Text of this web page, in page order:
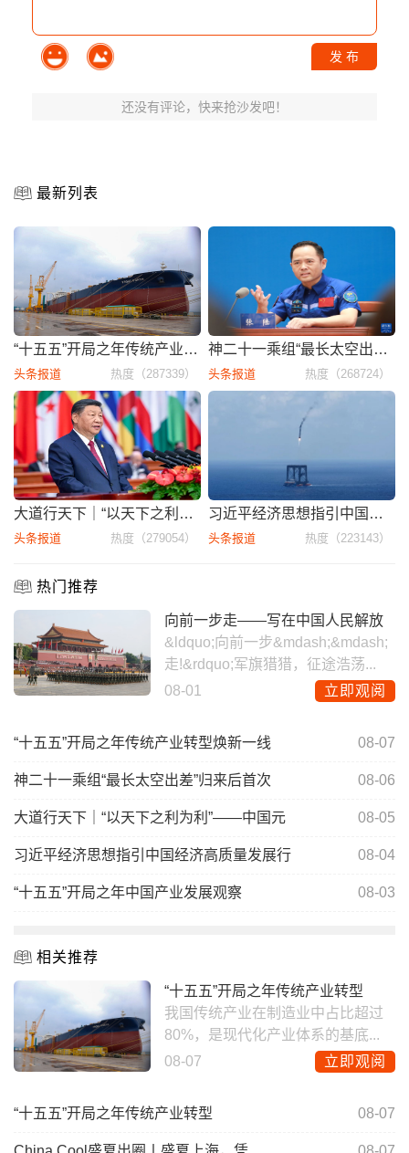
发 布
还没有评论，快来抢沙发吧！
最新列表
“十五五”开局之年传统产业转型
头条报道 热度（287339）
神二十一乘组“最长太空出差”归
头条报道 热度（268724）
大道行天下｜“以天下之利为利”—
头条报道 热度（279054）
习近平经济思想指引中国经济高质
头条报道 热度（223143）
热门推荐
向前一步走——写在中国人民解放
&ldquo;向前一步&mdash;&mdash;
走!&rdquo;军旗猎猎，征途浩荡...
08-01
立即观阅
“十五五”开局之年传统产业转型焕新一线 08-07
神二十一乘组“最长太空出差”归来后首次 08-06
大道行天下｜“以天下之利为利”——中国元 08-05
习近平经济思想指引中国经济高质量发展行 08-04
“十五五”开局之年中国产业发展观察 08-03
相关推荐
“十五五”开局之年传统产业转型
我国传统产业在制造业中占比超过
80%，是现代化产业体系的基底...
08-07
立即观阅
“十五五”开局之年传统产业转型 08-07